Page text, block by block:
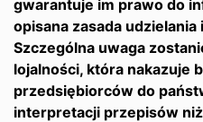
gwarantuje im prawo do
opisana zasada
Szczególna uwaga
lojalności, która nakazuje
przedsiębiorców do
interpretacji przepisów niż